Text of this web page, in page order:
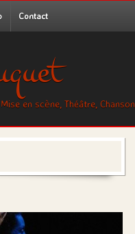
Contact
Mise en scène, Théâtre, Chanson